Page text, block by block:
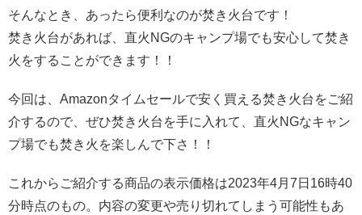
そんなとき、あったら便利なのが焚き火台です！
焚き火台があれば、直火NGのキャンプ場でも安心して焚き
火をすることができます！！
今回は、Amazonタイムセールで安く買える焚き火台をご紹
介するので、ぜひ焚き火台を手に入れて、直火NGなキャン
プ場でも焚き火を楽しんで下さ！！
これからご紹介する商品の表示価格は2023年4月7日16時40
分時点のもの。内容の変更や売り切れてしまう可能性もあ